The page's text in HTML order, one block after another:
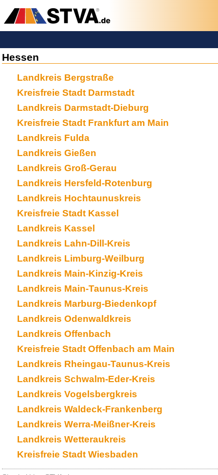
Hessen
Landkreis Bergstraße
Kreisfreie Stadt Darmstadt
Landkreis Darmstadt-Dieburg
Kreisfreie Stadt Frankfurt am Main
Landkreis Fulda
Landkreis Gießen
Landkreis Groß-Gerau
Landkreis Hersfeld-Rotenburg
Landkreis Hochtaunuskreis
Kreisfreie Stadt Kassel
Landkreis Kassel
Landkreis Lahn-Dill-Kreis
Landkreis Limburg-Weilburg
Landkreis Main-Kinzig-Kreis
Landkreis Main-Taunus-Kreis
Landkreis Marburg-Biedenkopf
Landkreis Odenwaldkreis
Landkreis Offenbach
Kreisfreie Stadt Offenbach am Main
Landkreis Rheingau-Taunus-Kreis
Landkreis Schwalm-Eder-Kreis
Landkreis Vogelsbergkreis
Landkreis Waldeck-Frankenberg
Landkreis Werra-Meißner-Kreis
Landkreis Wetteraukreis
Kreisfreie Stadt Wiesbaden